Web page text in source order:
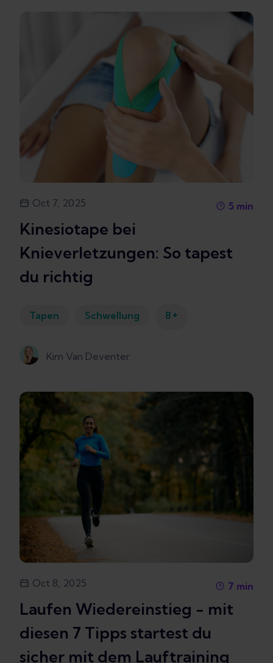
Oct 7, 2025 5 min
Kinesiotape bei
Knieverletzungen: So tapest
du richtig
Tapen Schwellung 8 +
Kim Van Deventer
Oct 8, 2025 7 min
Laufen Wiedereinstieg - mit
diesen 7 Tipps startest du
sicher mit dem Lauftraining